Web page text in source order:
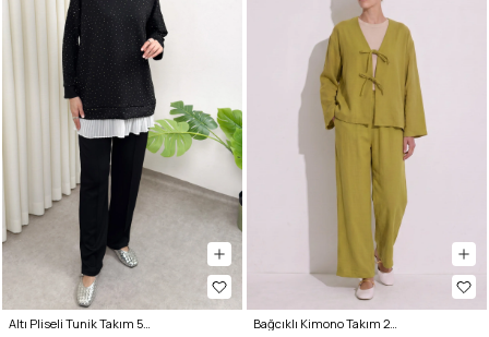
Altı Pliseli Tunik Takım 58122 - SİYAH Bağcıklı Kimono Takım 26610 - YAĞ YEŞİLİ